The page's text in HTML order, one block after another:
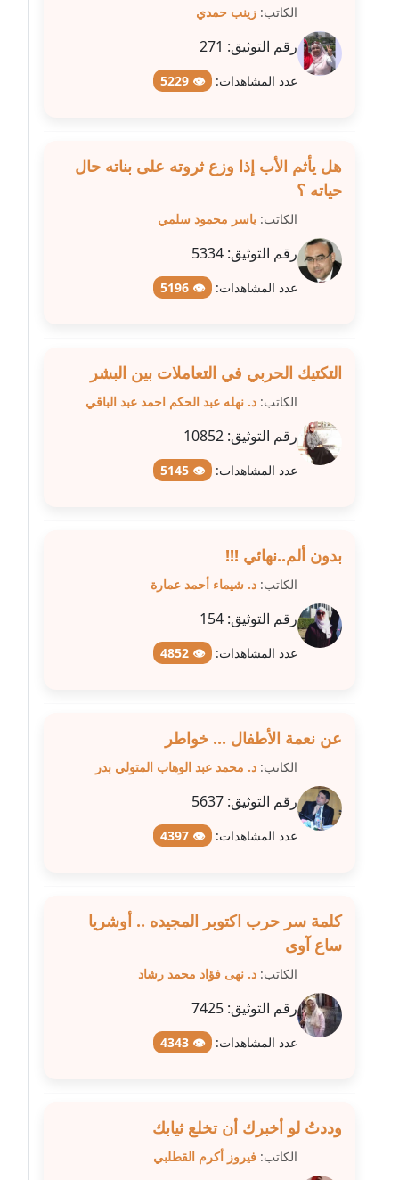
عاملة
مدونة شيماء مكى
عاملة
مدونة صفية الجيار
مدونة طلبة رضوان
متوفي
عاملة
مدونة عاصم عرابي
مدونة عبد الحميد ابراهيم
عاملة
مدونة عبد الكريم موسى
عاملة
مدونة عبد الوهاب بدر
مدونة عبير بسيوني
عاملة
مدونة عبير سعد
عاملة
مدونة عبير عبد الرحيم (ماعت)
عاملة
الكاتب: زينب حمدي
رقم التوثيق: 271
عدد المشاهدات: 👁 5229
هل يأثم الأب إذا وزع ثروته على بناته حال
حياته ؟
الكاتب: ياسر محمود سلمي
رقم التوثيق: 5334
عدد المشاهدات: 👁 5196
التكتيك الحربي في التعاملات بين البشر
الكاتب: د. نهله عبد الحكم احمد عبد الباقي
رقم التوثيق: 10852
عدد المشاهدات: 👁 5145
بدون ألم..نهائي !!!
الكاتب: د. شيماء أحمد عمارة
رقم التوثيق: 154
عدد المشاهدات: 👁 4852
عن نعمة الأطفال ... خواطر
الكاتب: د. محمد عبد الوهاب المتولي بدر
رقم التوثيق: 5637
عدد المشاهدات: 👁 4397
كلمة سر حرب اكتوبر المجيده .. أوشريا
ساع آوى
الكاتب: د. نهى فؤاد محمد رشاد
رقم التوثيق: 7425
عدد المشاهدات: 👁 4343
وددتُ لو أخبرك أن تخلع ثيابك
الكاتب: فيروز أكرم القطلبي